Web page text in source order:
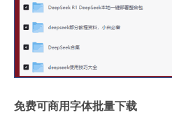
免费可商用字体批量下载